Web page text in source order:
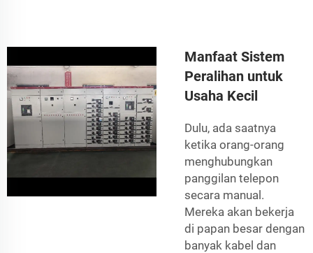
Manfaat Sistem
Peralihan untuk
Usaha Kecil
Dulu, ada saatnya
ketika orang-orang
menghubungkan
panggilan telepon
secara manual.
Mereka akan bekerja
di papan besar dengan
banyak kabel dan